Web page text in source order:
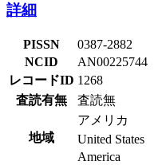
詳細
PISSN
0387-2882
NCID
AN00225744
レコードID 1268
査読有無
査読無
地域
アメリカ
United States
America